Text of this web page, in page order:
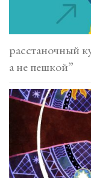
расстаночный
а не пешкой”